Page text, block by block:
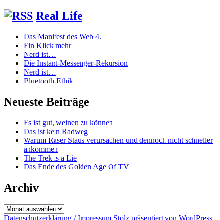
Real Life
Das Manifest des Web 4.
Ein Klick mehr
Nerd ist…
Die Instant-Messenger-Rekursion
Nerd ist…
Bluetooth-Ethik
Neueste Beiträge
Es ist gut, weinen zu können
Das ist kein Radweg
Warum Raser Staus verursachen und dennoch nicht schneller
ankommen
The Trek is a Lie
Das Ende des Golden Age Of TV
Archiv
Archiv
Datenschutzerklärung / Impressum Stolz präsentiert von WordPress